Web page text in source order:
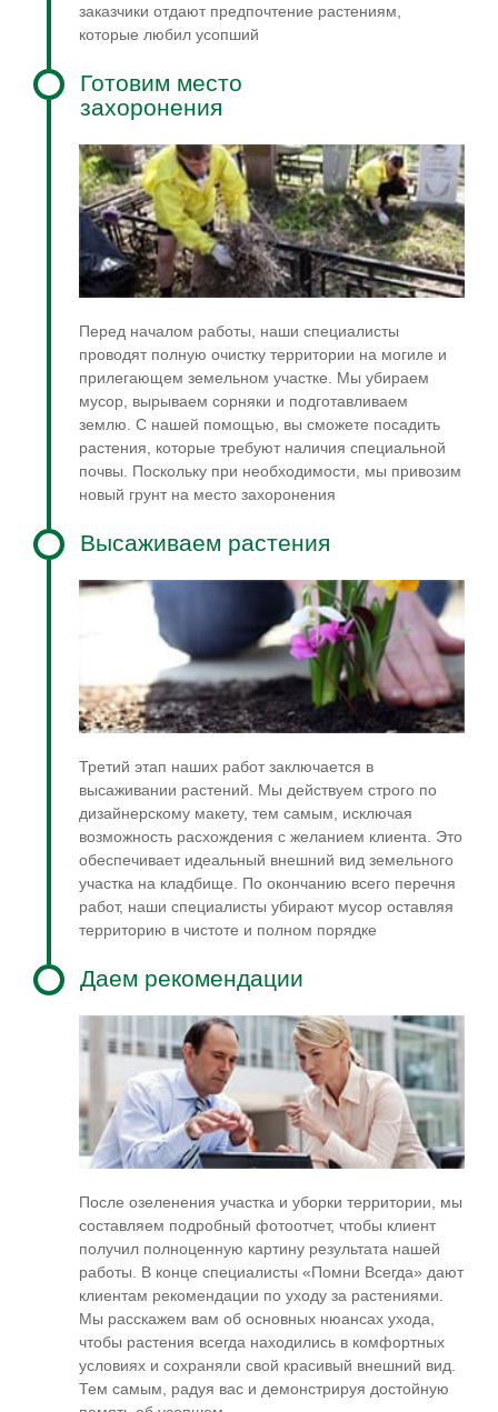
заказчики отдают предпочтение растениям,
которые любил усопший
Готовим место
захоронения
Перед началом работы, наши специалисты
проводят полную очистку территории на могиле и
прилегающем земельном участке. Мы убираем
мусор, вырываем сорняки и подготавливаем
землю. С нашей помощью, вы сможете посадить
растения, которые требуют наличия специальной
почвы. Поскольку при необходимости, мы привозим
новый грунт на место захоронения
Высаживаем растения
Третий этап наших работ заключается в
высаживании растений. Мы действуем строго по
дизайнерскому макету, тем самым, исключая
возможность расхождения с желанием клиента. Это
обеспечивает идеальный внешний вид земельного
участка на кладбище. По окончанию всего перечня
работ, наши специалисты убирают мусор оставляя
территорию в чистоте и полном порядке
Даем рекомендации
После озеленения участка и уборки территории, мы
составляем подробный фотоотчет, чтобы клиент
получил полноценную картину результата нашей
работы. В конце специалисты «Помни Всегда» дают
клиентам рекомендации по уходу за растениями.
Мы расскажем вам об основных нюансах ухода,
чтобы растения всегда находились в комфортных
условиях и сохраняли свой красивый внешний вид.
Тем самым, радуя вас и демонстрируя достойную